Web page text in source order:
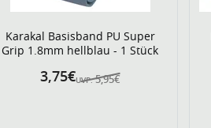
Karakal Basisband PU Super
Grip 1.8mm hellblau - 1 Stück
UVP: 5,95€
3,75€